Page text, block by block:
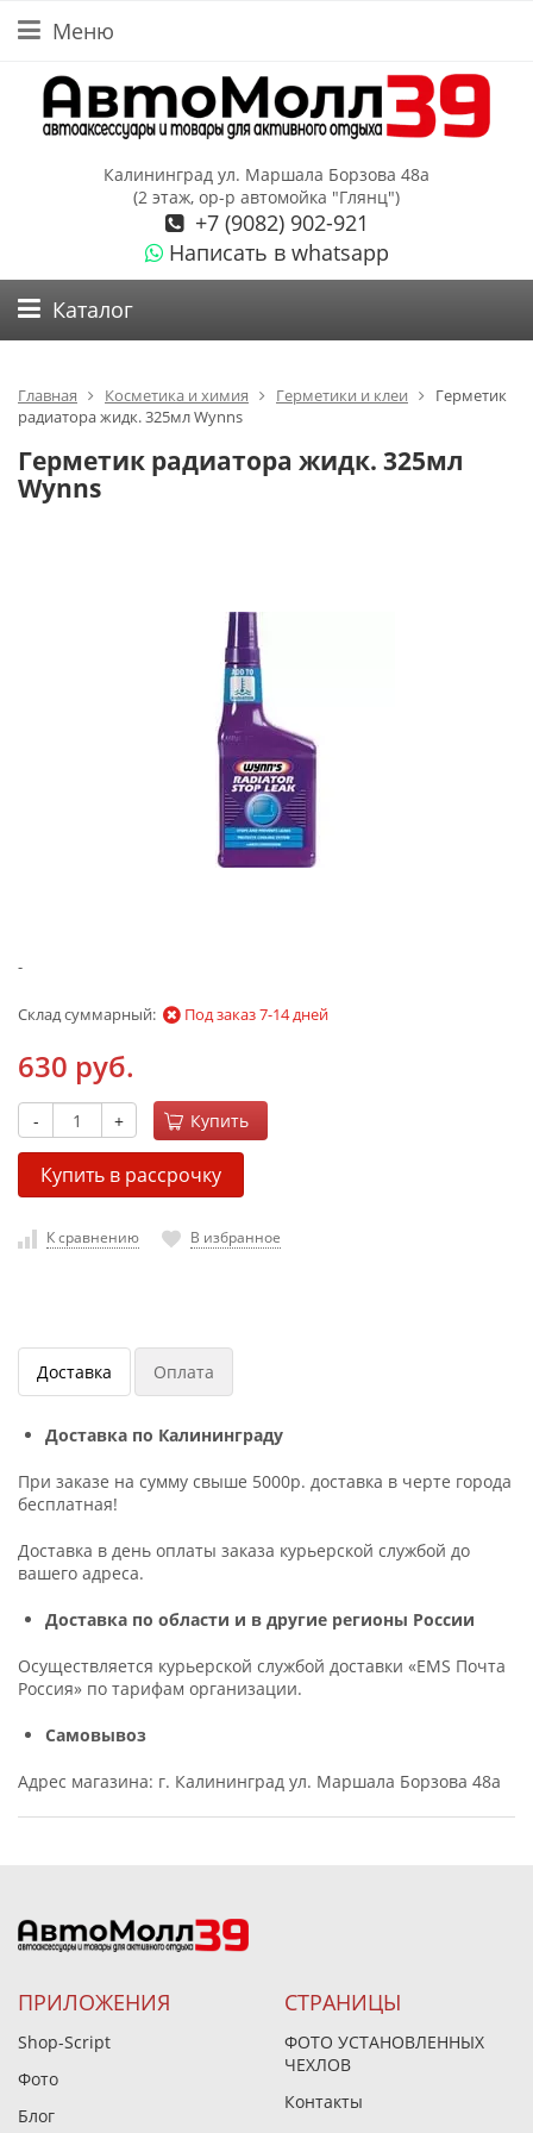
Меню
Калининград ул. Маршала Борзова 48а
(2 этаж, ор-р автомойка "Глянц")
+7 (9082) 902-921
Написать в whatsapp
Каталог
Главная Косметика и химия Герметики и клеи
Герметик
радиатора жидк. 325мл Wynns
Герметик радиатора жидк. 325мл
Wynns
-
Склад суммарный: Под заказ 7-14 дней
630 руб.
- + Купить
Купить в рассрочку
К сравнению В избранное
Доставка Оплата
Доставка по Калининграду
При заказе на сумму свыше 5000р. доставка в черте города
бесплатная!
Доставка в день оплаты заказа курьерской службой до
вашего адреса.
Доставка по области и в другие регионы России
Осуществляется курьерской службой доставки «EMS Почта
Россия» по тарифам организации.
Самовывоз
Адрес магазина: г. Калининград ул. Маршала Борзова 48а
ПРИЛОЖЕНИЯ
Shop-Script
Фото
Блог
СТРАНИЦЫ
ФОТО УСТАНОВЛЕННЫХ
ЧЕХЛОВ
Контакты